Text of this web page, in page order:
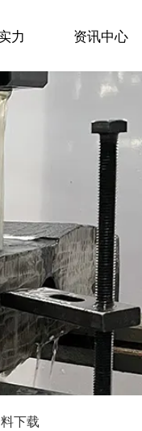
力 资讯中心
下载